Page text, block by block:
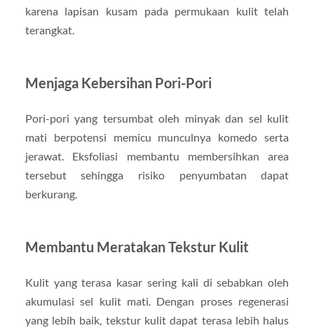
karena lapisan kusam pada permukaan kulit telah
terangkat.
Menjaga Kebersihan Pori-Pori
Pori-pori yang tersumbat oleh minyak dan sel kulit
mati berpotensi memicu munculnya komedo serta
jerawat. Eksfoliasi membantu membersihkan area
tersebut sehingga risiko penyumbatan dapat
berkurang.
Membantu Meratakan Tekstur Kulit
Kulit yang terasa kasar sering kali di sebabkan oleh
akumulasi sel kulit mati. Dengan proses regenerasi
yang lebih baik, tekstur kulit dapat terasa lebih halus